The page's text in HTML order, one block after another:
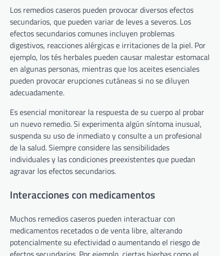
Los remedios caseros pueden provocar diversos efectos
secundarios, que pueden variar de leves a severos. Los
efectos secundarios comunes incluyen problemas
digestivos, reacciones alérgicas e irritaciones de la piel. Por
ejemplo, los tés herbales pueden causar malestar estomacal
en algunas personas, mientras que los aceites esenciales
pueden provocar erupciones cutáneas si no se diluyen
adecuadamente.
Es esencial monitorear la respuesta de su cuerpo al probar
un nuevo remedio. Si experimenta algún síntoma inusual,
suspenda su uso de inmediato y consulte a un profesional
de la salud. Siempre considere las sensibilidades
individuales y las condiciones preexistentes que puedan
agravar los efectos secundarios.
Interacciones con medicamentos
Muchos remedios caseros pueden interactuar con
medicamentos recetados o de venta libre, alterando
potencialmente su efectividad o aumentando el riesgo de